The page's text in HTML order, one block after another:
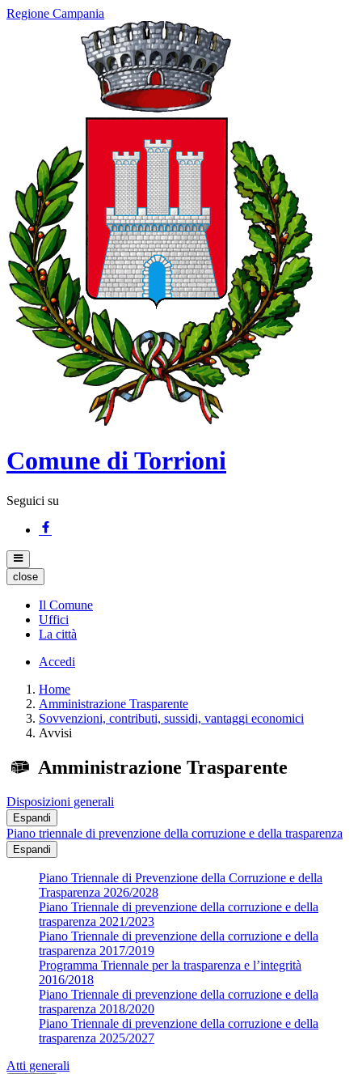
Regione Campania
Comune di Torrioni
Seguici su
close
Il Comune
Uffici
La città
Accedi
Home
Amministrazione Trasparente
Sovvenzioni, contributi, sussidi, vantaggi economici
Avvisi
Amministrazione Trasparente
Disposizioni generali
Espandi
Piano triennale di prevenzione della corruzione e della trasparenza
Espandi
Piano Triennale di Prevenzione della Corruzione e della
Trasparenza 2026/2028
Piano Triennale di prevenzione della corruzione e della
trasparenza 2021/2023
Piano Triennale di prevenzione della corruzione e della
trasparenza 2017/2019
Programma Triennale per la trasparenza e l’integrità
2016/2018
Piano Triennale di prevenzione della corruzione e della
trasparenza 2018/2020
Piano Triennale di prevenzione della corruzione e della
trasparenza 2025/2027
Atti generali